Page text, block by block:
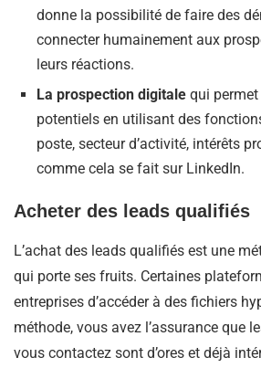
donne la possibilité de faire des
connecter humainement aux
leurs réactions.
La prospection digitale qui
potentiels en utilisant des
poste, secteur d’activité, intérêts
comme cela se fait sur LinkedIn.
Acheter des leads qualifiés
L’achat des leads qualifiés est une
qui porte ses fruits. Certaines
entreprises d’accéder à des fichiers
méthode, vous avez l’assurance que
vous contactez sont d’ores et déjà